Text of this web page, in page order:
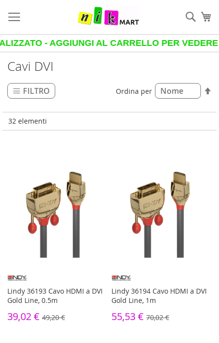
al
contenuto
Cerca
- AGGIUNGI AL CARRELLO PER VEDERE IL
Cavi DVI
32 elementi
Ordina per
Lindy 36193 Cavo HDMI a DVI
Gold Line, 0.5m
39,02 € 49,20 €
Lindy 36194 Cavo HDMI a DVI
Gold Line, 1m
55,53 € 70,02 €
FILTRO